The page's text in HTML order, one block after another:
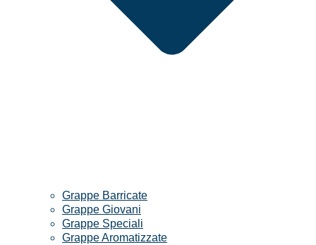
Grappe Barricate
Grappe Giovani
Grappe Speciali
Grappe Aromatizzate